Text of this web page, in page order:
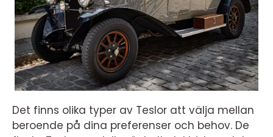
Det finns olika typer av Teslor att välja mellan
beroende på dina preferenser och behov. De